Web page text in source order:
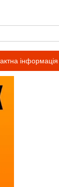
інформація
замовлень